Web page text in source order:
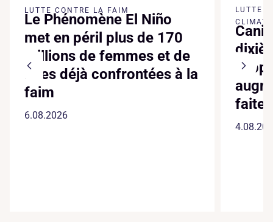
LUTTE CONTRE LA FAIM
Le Phénomène El Niño
met en péril plus de 170
millions de femmes et de
filles déjà confrontées à la
faim
6.08.2026
LUTTE